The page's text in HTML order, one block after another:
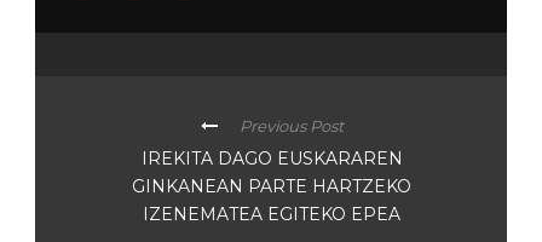
Previous Post
IREKITA DAGO EUSKARAREN
GINKANEAN PARTE HARTZEKO
IZENEMATEA EGITEKO EPEA